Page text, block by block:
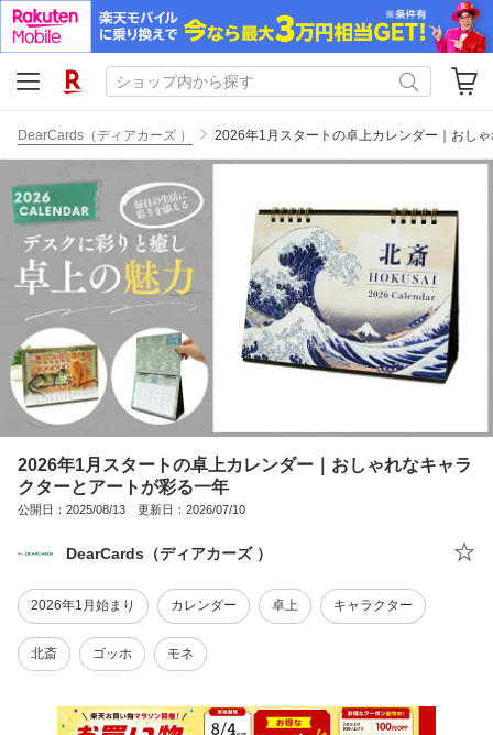
DearCards（ディアカーズ ） 2026年1月スタートの卓上カレンダー｜おし
2026年1月スタートの卓上カレンダー｜おしゃれなキャラ
クターとアートが彩る一年
公開日：2025/08/13 更新日：2026/07/10
DearCards（ディアカーズ ）
2026年1月始まり カレンダー 卓上 キャラクター
北斎 ゴッホ モネ